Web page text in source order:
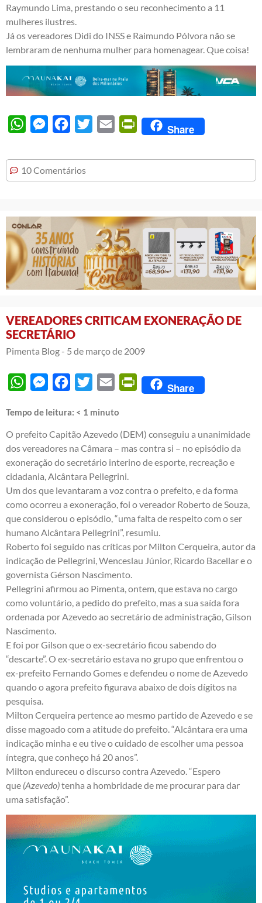
Raymundo Lima, prestando o seu reconhecimento a 11
mulheres ilustres.
Já os vereadores Didi do INSS e Raimundo Pólvora não se
lembraram de nenhuma mulher para homenagear. Que coisa!
WhatsAppMessengerFacebook
Twitter Email PrintFriendly
Share
10 Comentários
VEREADORES CRITICAM EXONERAÇÃO DE
SECRETÁRIO
Pimenta Blog - 5 de março de 2009
WhatsAppMessengerFacebook
Twitter Email PrintFriendly
Share
Tempo de leitura: < 1 minuto
O prefeito Capitão Azevedo (DEM) conseguiu a unanimidade
dos vereadores na Câmara – mas contra si – no episódio da
exoneração do secretário interino de esporte, recreação e
cidadania, Alcântara Pellegrini.
Um dos que levantaram a voz contra o prefeito, e da forma
como ocorreu a exoneração, foi o vereador Roberto de Souza,
que considerou o episódio, “uma falta de respeito com o ser
humano Alcântara Pellegrini”, resumiu.
Roberto foi seguido nas críticas por Milton Cerqueira, autor da
indicação de Pellegrini, Wenceslau Júnior, Ricardo Bacellar e o
governista Gérson Nascimento.
Pellegrini afirmou ao Pimenta, ontem, que estava no cargo
como voluntário, a pedido do prefeito, mas a sua saída fora
ordenada por Azevedo ao secretário de administração, Gilson
Nascimento.
E foi por Gilson que o ex-secretário ficou sabendo do
“descarte”. O ex-secretário estava no grupo que enfrentou o
ex-prefeito Fernando Gomes e defendeu o nome de Azevedo
quando o agora prefeito figurava abaixo de dois dígitos na
pesquisa.
Milton Cerqueira pertence ao mesmo partido de Azevedo e se
disse magoado com a atitude do prefeito. “Alcântara era uma
indicação minha e eu tive o cuidado de escolher uma pessoa
íntegra, que conheço há 20 anos”.
Milton endureceu o discurso contra Azevedo. “Espero
que (Azevedo)tenha a hombridade de me procurar para dar
uma satisfação”.